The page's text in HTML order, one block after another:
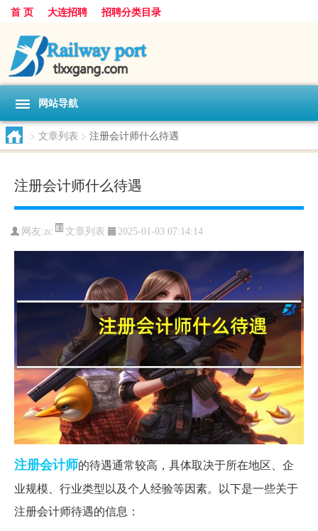
首 页 大连招聘 招聘分类目录
网站导航
> 文章列表 > 注册会计师什么待遇
注册会计师什么待遇
网友:zc 文章列表 2025-01-03 07:14:14
注册会计师的待遇通常较高，具体取决于所在地区、企
业规模、行业类型以及个人经验等因素。以下是一些关于
注册会计师待遇的信息：